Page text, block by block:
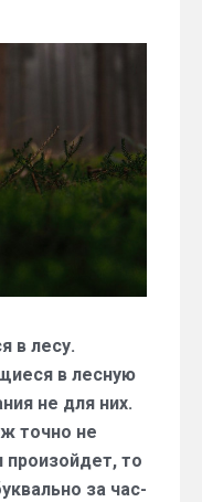
в лесу.
в лесную
не для них.
точно не
произойдет, то
за час-